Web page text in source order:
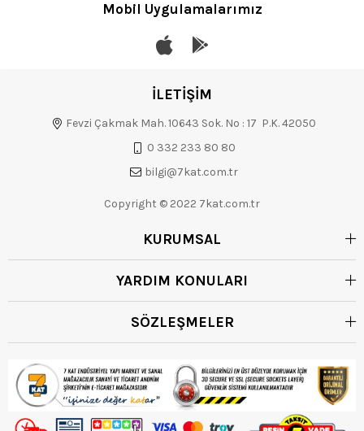
Mobil Uygulamalarımız
İLETİŞİM
Fevzi Çakmak Mah. 10643 Sok. No : 17 P.K. 42050
0 332 233 80 80
bilgi@7kat.com.tr
Copyright © 2022 7kat.com.tr
KURUMSAL
YARDIM KONULARI
SÖZLEŞMELER